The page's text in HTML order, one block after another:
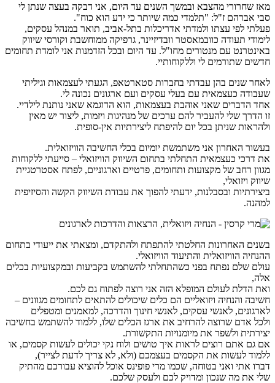
מאז שחרורי מהצבא ובמשך השנים עד היום, אני דבקה בעצה שנתן לי
סבי אברהם ז"ל: "תלמדי כמה שיותר כי ידע הוא כוח".
פעלתי לפי עצתו ולמדתי אדריכלות בתל-אביב, תואר במנהל עסקים,
לימודי תעודה כוובמאסטר וובדיזיינר, גרפיקה ממוחשבת וקורסי שיווק
באינטרנט עם מנטורים מחו"ל. עד היום ובכל הזדמנות אני לומדת תחומים
חדשים שתורמים לי וללקוחותיי.
לאחר שנים בהן עבדתי בחברות סטארטאפ, הגעתי לעצמאות וגיליתי
שעבודה כעצמאית עם בעלי עסקים ועם ארגונים נכונה לי.
אחד הדברים שאני אוהבת בעצמאות, הוא הדוגמא שאני נותנת לילדיי.
זו הדרך שלי להעביר להם ערכים של מנהיגות ויזמות, ליצור יש מאין
ולהראות שניתן בכל יום להיפתח ליצירתיות אין-סופית.
בעשור האחרון אני משתמשת יומיום בכלי החשיבה הוויזואלית.
את דרכי כעצמאית התחלתי בתחום השיווק הוויזואלי – סייעתי ללקוחות
מגוון רחב של מקצועות ותחומים, פרטיים וארגוניים, לפתח אסטרטגיית
שיווק ויזואלי,
ביצירתיות ובסבלנות, ידעתי להפוך את עבודת השיווק הקשה והסיזיפית
למהנה.
בשנים האחרונות החלטתי להתפתח ולהתקדם, ומצאתי את ייעודי בתחום
ההנחיה הוויזואלית והתיעוד הוויזואלי.
עולם שלם נפתח בפני כשהתחלתי להשתמש בקביעות ובמקצועיות בכלים
אלה,
ואת הדלת לעולם המופלא הזה אני רוצה לפתוח גם לכם.
חשיבה והנחיה ויזואליים הם כלים שיכולים להתאים לתחומים מגוונים –
לארגונים, לאנשי עסקים, לאנשי חינוך והדרכה, למאמנים ומטפלים
ולכל אדם שרוצה להרחיב את ארגז הכלים שלו, ללמוד להשתמש בחשיבה
יצירתית ולשפר את מיומנויות התקשורת.
אם גם אתם רוצים לראות איך טושים ולוח נקי יכולים לעשות קסמים, או
ללמוד לעשות את הקסמים בעצמכם (ולא, לא צריך לדעת לצייר),
דברו אתי ואני בטוחה, שכמו מרי פופינס אוכל להוציא עבורכם מהתיק
שלי את מה שנכון ומדויק לכם ולעסק שלכם.